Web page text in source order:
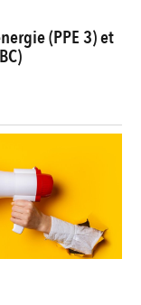
(PPE 3) et